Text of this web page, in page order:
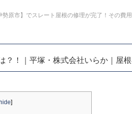
勢原市】でスレート屋根の修理が完了！その費
？！｜平塚・株式会社いらか｜屋
]